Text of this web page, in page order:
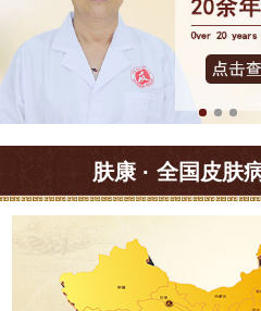
肤康 · 全国皮肤